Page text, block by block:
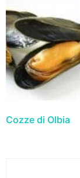
Cozze di Olbia